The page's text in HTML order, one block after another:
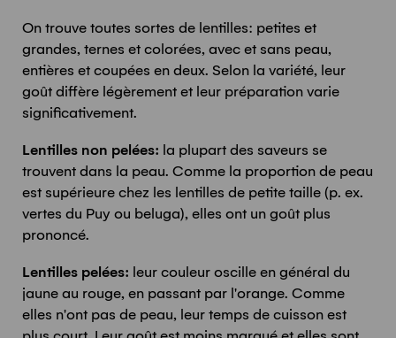
On trouve toutes sortes de lentilles: petites et
grandes, ternes et colorées, avec et sans peau,
entières et coupées en deux. Selon la variété, leur
goût diffère légèrement et leur préparation varie
significativement.
Lentilles non pelées: la plupart des saveurs se
trouvent dans la peau. Comme la proportion de peau
est supérieure chez les lentilles de petite taille (p. ex.
vertes du Puy ou beluga), elles ont un goût plus
prononcé.
Lentilles pelées: leur couleur oscille en général du
jaune au rouge, en passant par l'orange. Comme
elles n'ont pas de peau, leur temps de cuisson est